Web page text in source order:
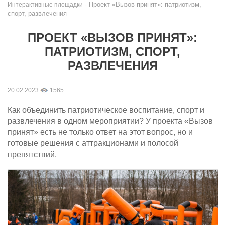
Интерактивные площадки - Проект «Вызов принят»: патриотизм,
спорт, развлечения
ПРОЕКТ «ВЫЗОВ ПРИНЯТ»:
ПАТРИОТИЗМ, СПОРТ,
РАЗВЛЕЧЕНИЯ
20.02.2023 1565
Как объединить патриотическое воспитание, спорт и
развлечения в одном мероприятии? У проекта «Вызов
принят» есть не только ответ на этот вопрос, но и
готовые решения с аттракционами и полосой
препятствий.